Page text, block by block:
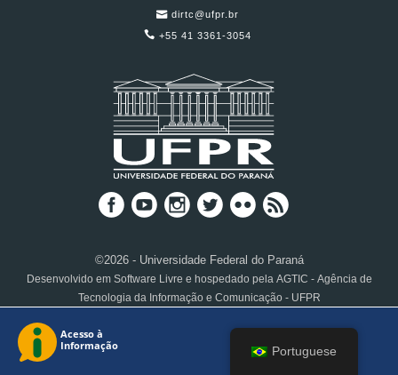
dirtc@ufpr.br
+55 41 3361-3054
©2026 - Universidade Federal do Paraná
Desenvolvido em Software Livre e hospedado pela AGTIC - Agência de
Tecnologia da Informação e Comunicação - UFPR
Portuguese